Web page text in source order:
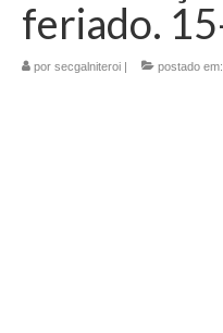
feriado.
por secgalniteroi postado em: